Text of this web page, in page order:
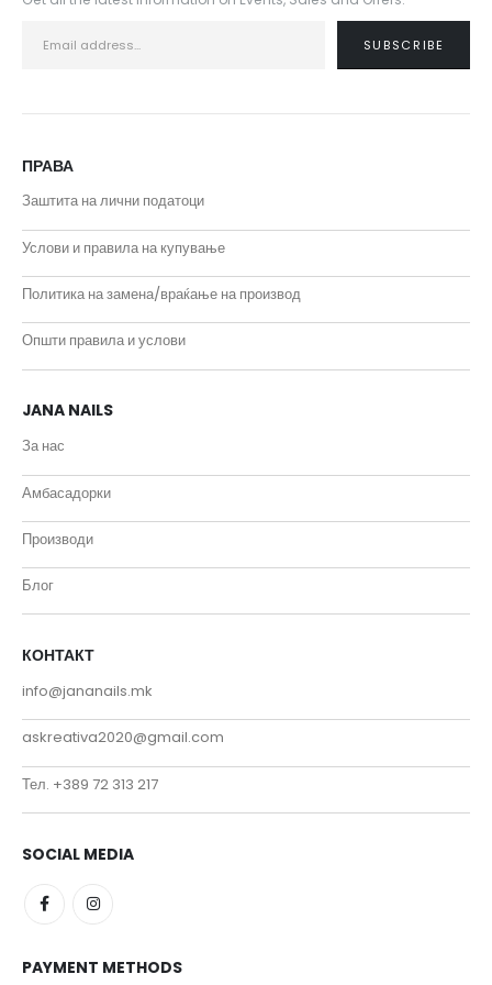
ПРАВА
Заштита на лични податоци
Услови и правила на купување
Политика на замена/враќање на производ
Општи правила и услови
JANA NAILS
За нас
Амбасадорки
Производи
Блог
КОНТАКТ
info@jananails.mk
askreativa2020@gmail.com
Тел. +389 72 313 217
SOCIAL MEDIA
PAYMENT METHODS